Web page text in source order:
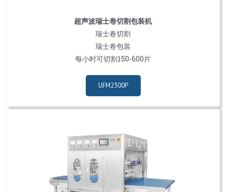
超声波瑞士卷切割包装机
瑞士卷切割
瑞士卷包装
每小时可切割150-600片
UFM2300P